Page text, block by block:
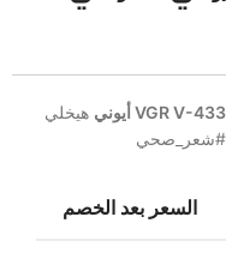
هيخلي
السعر بعد الخصم